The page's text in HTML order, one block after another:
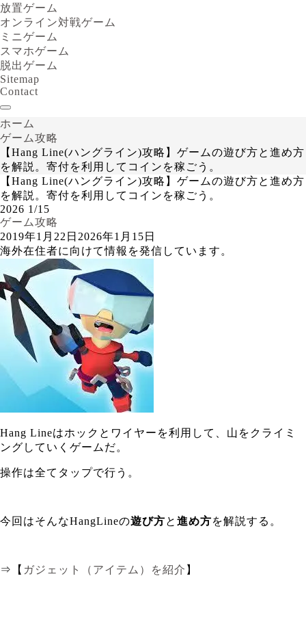
放置ゲーム
オンライン対戦ゲーム
ミニゲーム
スマホゲーム
脱出ゲーム
Sitemap
Contact
ホーム
ゲーム攻略
【Hang Line(ハングライン)攻略】ゲームの遊び方と進め方
を解説。寄付を利用してコインを稼ごう。
【Hang Line(ハングライン)攻略】ゲームの遊び方と進め方
を解説。寄付を利用してコインを稼ごう。
2026 1/15
ゲーム攻略
2019年1月22日 2026年1月15日
海外在住者に向けて情報を発信しています。
Hang Lineはホックとワイヤーを利用して、山をクライミ
ングしていくゲームだ。
操作は全てタップで行う。
今回はそんなHangLineの遊び方と 進め方を解説する。
⇒【 ガジェット（アイテム）を紹介 】